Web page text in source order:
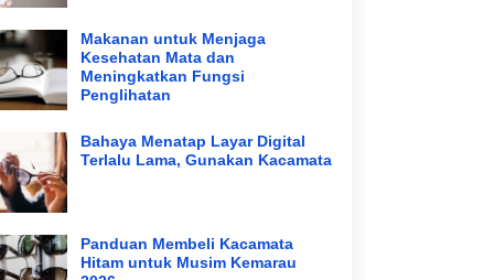
Makanan untuk Menjaga
Kesehatan Mata dan
Meningkatkan Fungsi
Penglihatan
Bahaya Menatap Layar Digital
Terlalu Lama, Gunakan Kacamata
Panduan Membeli Kacamata
Hitam untuk Musim Kemarau